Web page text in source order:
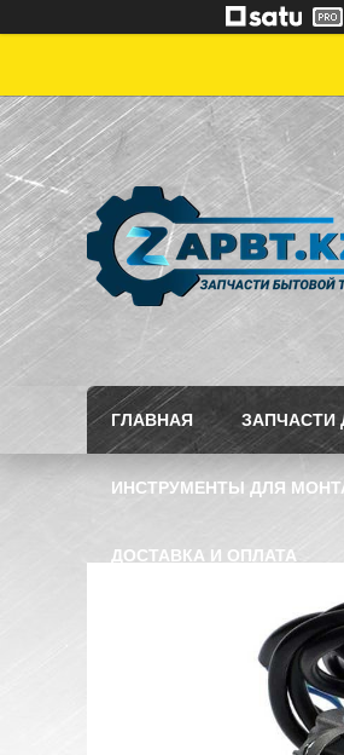
ГЛАВНАЯ ЗАПЧАСТИ
ИНСТРУМЕНТЫ ДЛЯ
ДОСТАВКА И ОПЛАТА